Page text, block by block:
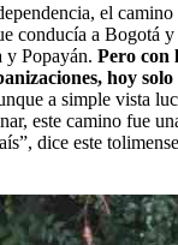
el
conducía a Bogotá
y Popayán. Pero con
hoy
a simple vista
este camino fue
dice este